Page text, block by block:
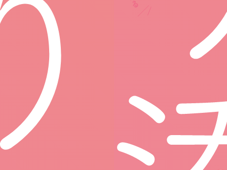
Works
「なでしこナース」って
どんなナース？
Nurse
Career
どんなキャリアプランが
描ける？
んなふうに働いていま